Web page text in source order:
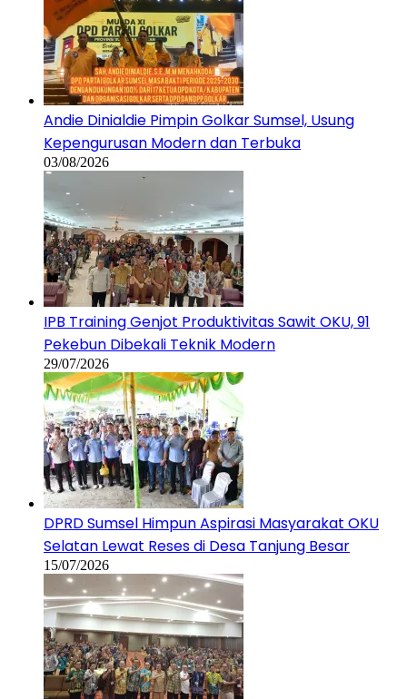
Andie Dinialdie Pimpin Golkar Sumsel, Usung
Kepengurusan Modern dan Terbuka
03/08/2026
IPB Training Genjot Produktivitas Sawit OKU, 91
Pekebun Dibekali Teknik Modern
29/07/2026
DPRD Sumsel Himpun Aspirasi Masyarakat OKU
Selatan Lewat Reses di Desa Tanjung Besar
15/07/2026